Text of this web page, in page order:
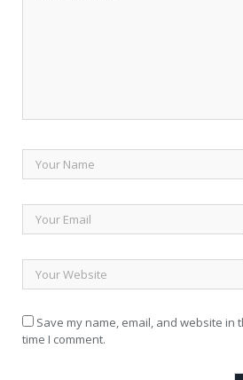
Save my name, email, and website
time I comment.